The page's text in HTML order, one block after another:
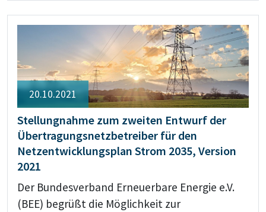
20.10.2021
Stellungnahme zum zweiten Entwurf der
Übertragungsnetzbetreiber für den
Netzentwicklungsplan Strom 2035, Version
2021
Der Bundesverband Erneuerbare Energie e.V.
(BEE) begrüßt die Möglichkeit zur